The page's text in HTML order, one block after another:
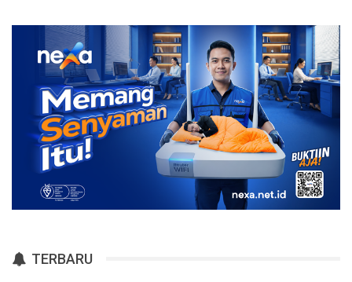
TERBARU